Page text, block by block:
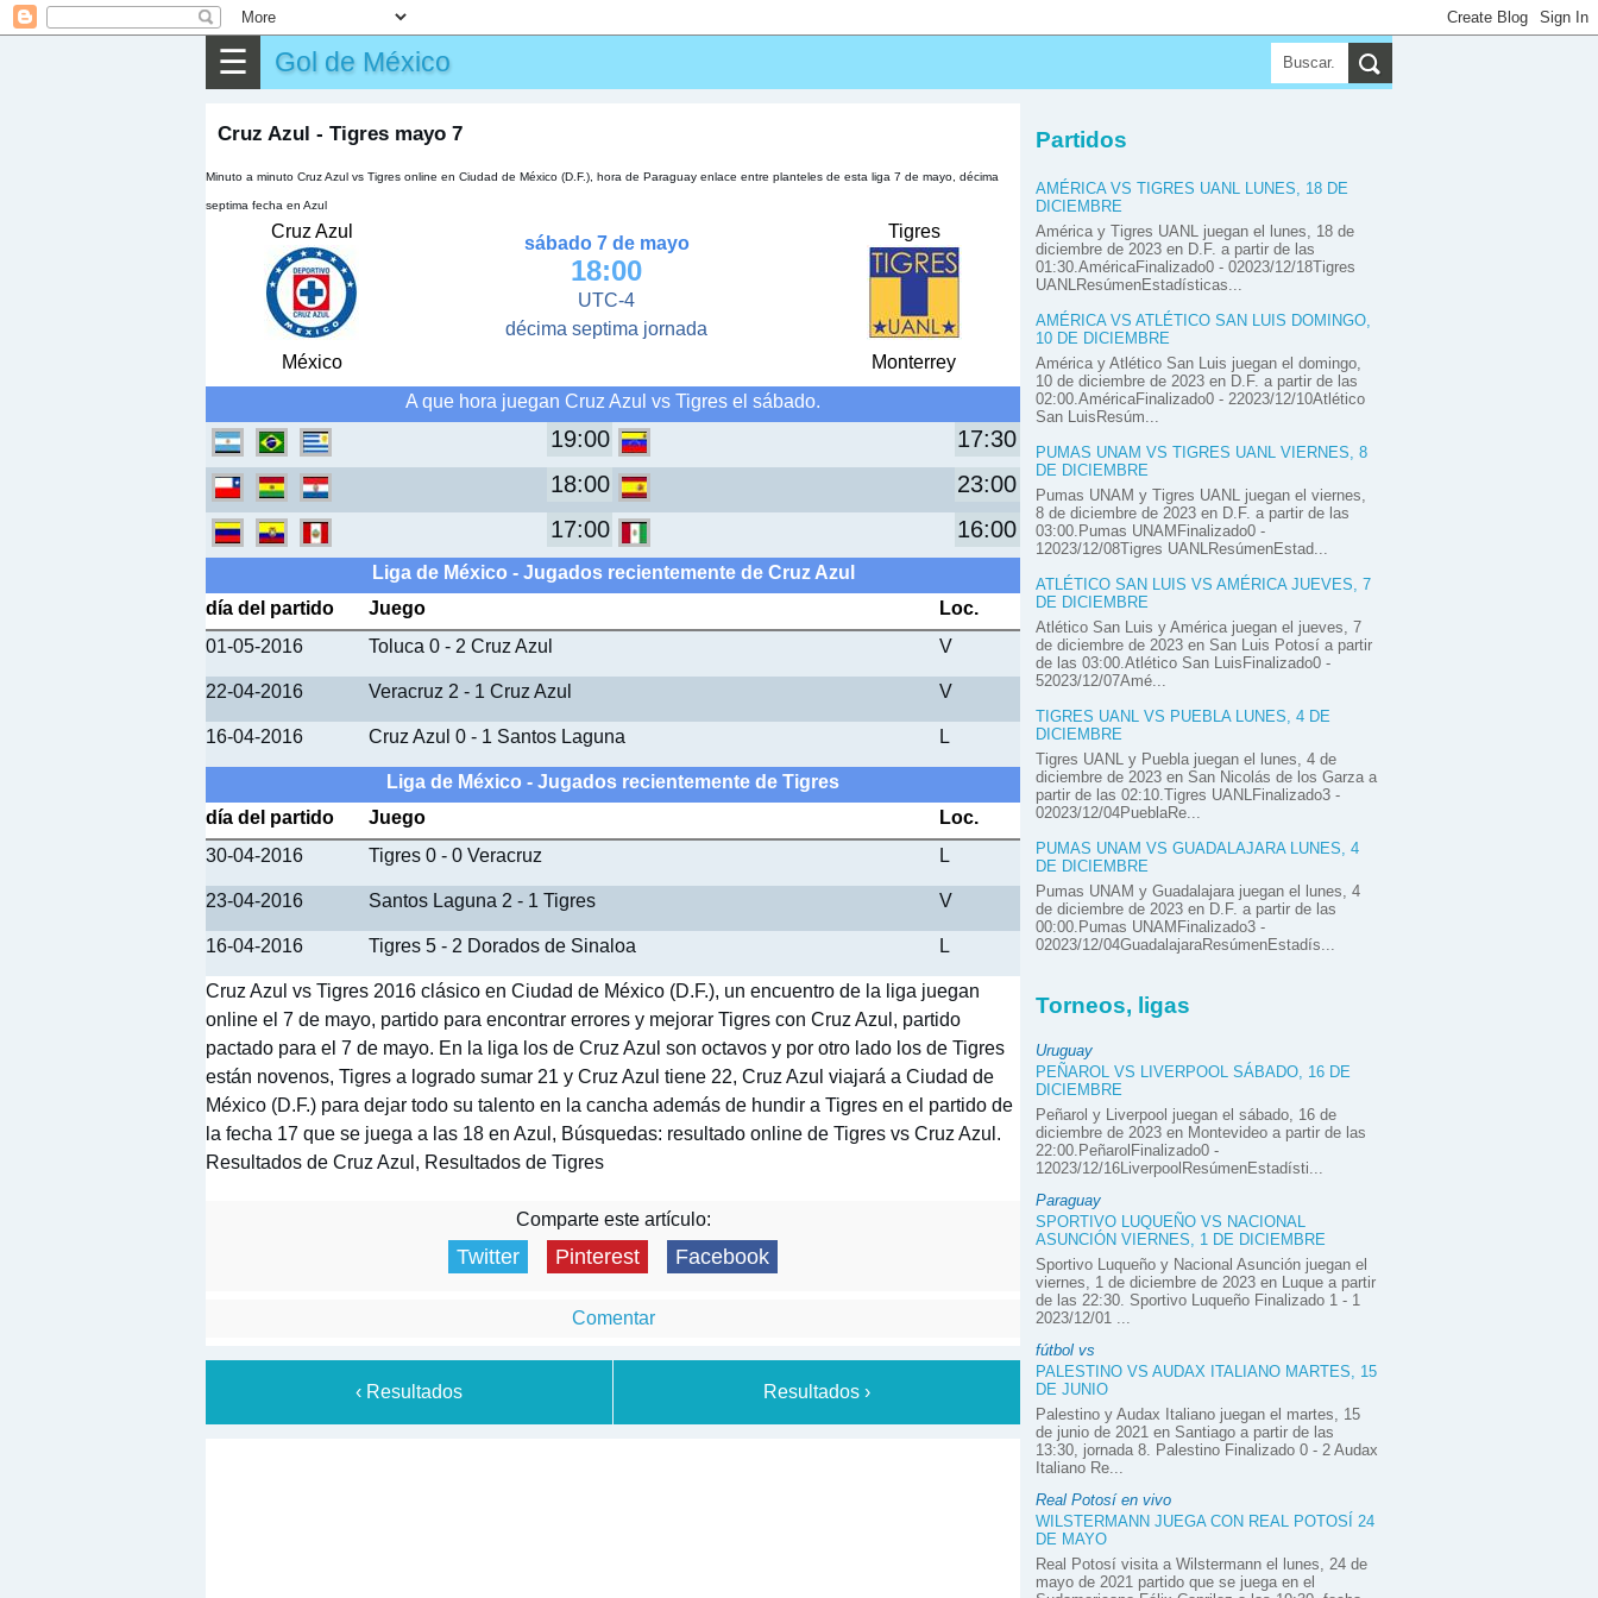
☰ Gol de México
Cruz Azul - Tigres mayo 7
Minuto a minuto Cruz Azul vs Tigres online en Ciudad de México (D.F.), hora de Paraguay enlace entre planteles de esta liga 7 de mayo, décima
septima fecha en Azul
Cruz Azul
México
sábado 7 de mayo
18:00
UTC-4
décima septima jornada
Tigres
Monterrey
A que hora juegan Cruz Azul vs Tigres el sábado.
19:00
17:30
18:00
23:00
17:00
16:00
Liga de México - Jugados recientemente de Cruz Azul
día del partido
Juego
Loc.
01-05-2016
Toluca 0 - 2 Cruz Azul V
22-04-2016 Veracruz 2 - 1 Cruz Azul V
16-04-2016 Cruz Azul 0 - 1 Santos Laguna L
Liga de México - Jugados recientemente de Tigres
día del partido
Juego
Loc.
30-04-2016
Tigres 0 - 0 Veracruz L
23-04-2016 Santos Laguna 2 - 1 Tigres V
16-04-2016 Tigres 5 - 2 Dorados de Sinaloa L
Cruz Azul vs Tigres 2016 clásico en Ciudad de México (D.F.), un encuentro de la liga juegan
online el 7 de mayo, partido para encontrar errores y mejorar Tigres con Cruz Azul, partido
pactado para el 7 de mayo. En la liga los de Cruz Azul son octavos y por otro lado los de Tigres
están novenos, Tigres a logrado sumar 21 y Cruz Azul tiene 22, Cruz Azul viajará a Ciudad de
México (D.F.) para dejar todo su talento en la cancha además de hundir a Tigres en el partido de
la fecha 17 que se juega a las 18 en Azul, Búsquedas: resultado online de Tigres vs Cruz Azul.
Resultados de Cruz Azul, Resultados de Tigres
Comparte este artículo:
Twitter Pinterest Facebook
Comentar
‹ Resultados Resultados ›
Partidos
AMÉRICA VS TIGRES UANL LUNES, 18 DE
DICIEMBRE
América y Tigres UANL juegan el lunes, 18 de
diciembre de 2023 en D.F. a partir de las
01:30.AméricaFinalizado0 - 02023/12/18Tigres
UANLResúmenEstadísticas...
AMÉRICA VS ATLÉTICO SAN LUIS DOMINGO,
10 DE DICIEMBRE
América y Atlético San Luis juegan el domingo,
10 de diciembre de 2023 en D.F. a partir de las
02:00.AméricaFinalizado0 - 22023/12/10Atlético
San LuisResúm...
PUMAS UNAM VS TIGRES UANL VIERNES, 8
DE DICIEMBRE
Pumas UNAM y Tigres UANL juegan el viernes,
8 de diciembre de 2023 en D.F. a partir de las
03:00.Pumas UNAMFinalizado0 -
12023/12/08Tigres UANLResúmenEstad...
ATLÉTICO SAN LUIS VS AMÉRICA JUEVES, 7
DE DICIEMBRE
Atlético San Luis y América juegan el jueves, 7
de diciembre de 2023 en San Luis Potosí a partir
de las 03:00.Atlético San LuisFinalizado0 -
52023/12/07Amé...
TIGRES UANL VS PUEBLA LUNES, 4 DE
DICIEMBRE
Tigres UANL y Puebla juegan el lunes, 4 de
diciembre de 2023 en San Nicolás de los Garza a
partir de las 02:10.Tigres UANLFinalizado3 -
02023/12/04PueblaRe...
PUMAS UNAM VS GUADALAJARA LUNES, 4
DE DICIEMBRE
Pumas UNAM y Guadalajara juegan el lunes, 4
de diciembre de 2023 en D.F. a partir de las
00:00.Pumas UNAMFinalizado3 -
02023/12/04GuadalajaraResúmenEstadís...
Torneos, ligas
Uruguay
PEÑAROL VS LIVERPOOL SÁBADO, 16 DE
DICIEMBRE
Peñarol y Liverpool juegan el sábado, 16 de
diciembre de 2023 en Montevideo a partir de las
22:00.PeñarolFinalizado0 -
12023/12/16LiverpoolResúmenEstadísti...
Paraguay
SPORTIVO LUQUEÑO VS NACIONAL
ASUNCIÓN VIERNES, 1 DE DICIEMBRE
Sportivo Luqueño y Nacional Asunción juegan el
viernes, 1 de diciembre de 2023 en Luque a partir
de las 22:30. Sportivo Luqueño Finalizado 1 - 1
2023/12/01 ...
fútbol vs
PALESTINO VS AUDAX ITALIANO MARTES, 15
DE JUNIO
Palestino y Audax Italiano juegan el martes, 15
de junio de 2021 en Santiago a partir de las
13:30, jornada 8. Palestino Finalizado 0 - 2 Audax
Italiano Re...
Real Potosí en vivo
WILSTERMANN JUEGA CON REAL POTOSÍ 24
DE MAYO
Real Potosí visita a Wilstermann el lunes, 24 de
mayo de 2021 partido que se juega en el
▶ Partidos
✎ Otros